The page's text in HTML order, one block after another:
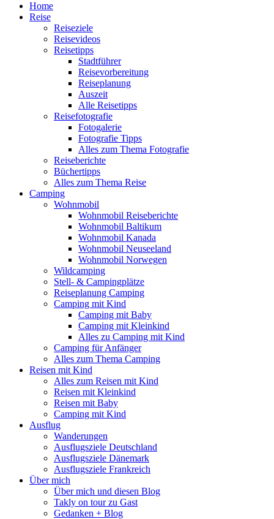
Home
Reise
Reiseziele
Reisevideos
Reisetipps
Stadtführer
Reisevorbereitung
Reiseplanung
Auszeit
Alle Reisetipps
Reisefotografie
Fotogalerie
Fotografie Tipps
Alles zum Thema Fotografie
Reiseberichte
Büchertipps
Alles zum Thema Reise
Camping
Wohnmobil
Wohnmobil Reiseberichte
Wohnmobil Baltikum
Wohnmobil Kanada
Wohnmobil Neuseeland
Wohnmobil Norwegen
Wildcamping
Stell- & Campingplätze
Reiseplanung Camping
Camping mit Kind
Camping mit Baby
Camping mit Kleinkind
Alles zu Camping mit Kind
Camping für Anfänger
Alles zum Thema Camping
Reisen mit Kind
Alles zum Reisen mit Kind
Reisen mit Kleinkind
Reisen mit Baby
Camping mit Kind
Ausflug
Wanderungen
Ausflugsziele Deutschland
Ausflugsziele Dänemark
Ausflugsziele Frankreich
Über mich
Über mich und diesen Blog
Takly on tour zu Gast
Gedanken + Blog